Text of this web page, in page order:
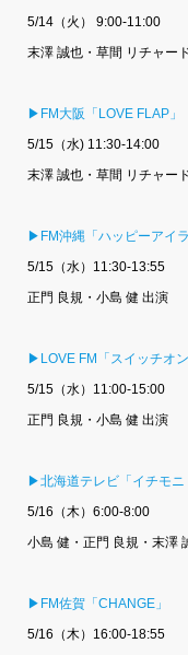
5/14（火） 9:00-11:00
末澤 誠也・草間 リチャ
▶FM大阪「LOVE FLAP」
5/15（水) 11:30-14:00
末澤 誠也・草間 リチャー
▶FM沖縄「ハッピーアイラ
5/15（水）11:30-13:55
正門 良規・小島 健 出演
▶LOVE FM「スイッチオン
5/15（水）11:00-15:00
正門 良規・小島 健 出演
▶北海道テレビ「イチモニ
5/16（木）6:00-8:00
小島 健・正門 良規・末澤
▶FM佐賀「CHANGE」
5/16（木）16:00-18:55